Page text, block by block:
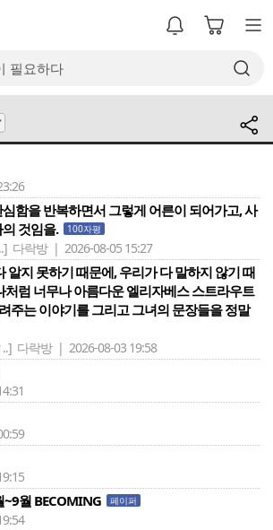
함을 반복하면서 그렇게 어른이 되어가고, 사
것임을.
100자평
다락방 | 2026-08-05 15:27
알지 못하기 때문에, 우리가 다 말하지 않기 때
처럼 너무나 아름다운 엘리자베스 스트라우트
주는 이야기를 그리고 그녀의 문장들을 정말
다락방 | 2026-08-03 19:58
월 BECOMING 페이퍼